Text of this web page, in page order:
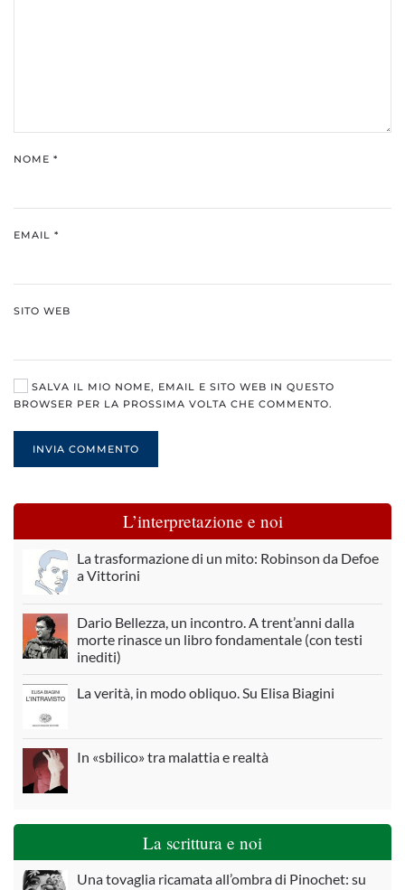
NOME *
EMAIL *
SITO WEB
SALVA IL MIO NOME, EMAIL E SITO WEB IN QUESTO
BROWSER PER LA PROSSIMA VOLTA CHE COMMENTO.
INVIA COMMENTO
L’interpretazione e noi
La trasformazione di un mito: Robinson da Defoe
a Vittorini
Dario Bellezza, un incontro. A trent’anni dalla
morte rinasce un libro fondamentale (con testi
inediti)
La verità, in modo obliquo. Su Elisa Biagini
In «sbilico» tra malattia e realtà
La scrittura e noi
Una tovaglia ricamata all’ombra di Pinochet: su